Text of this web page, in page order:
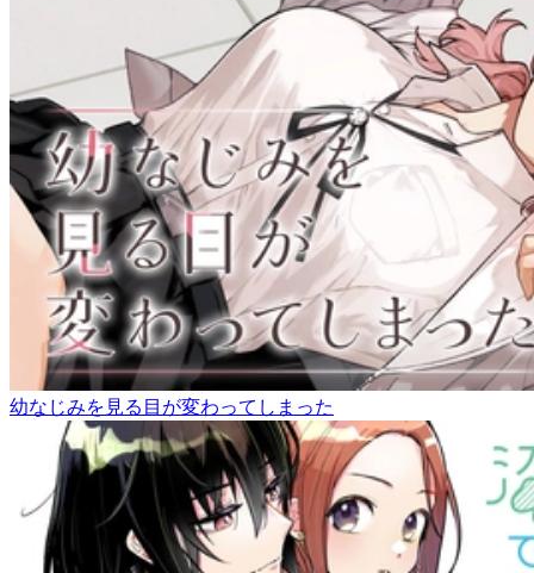
幼なじみを見る目が変わってしまった